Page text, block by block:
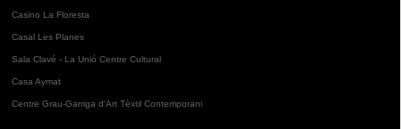
Casino La Floresta
Casal Les Planes
Sala Clavé - La Unió Centre Cultural
Casa Aymat
Centre Grau-Garriga d'Art Tèxtil Contemporani